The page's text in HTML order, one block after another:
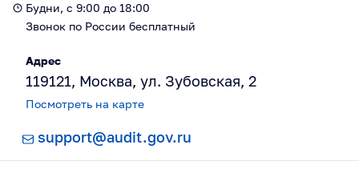
Будни, с 9:00 до 18:00
Звонок по России бесплатный
Адрес
119121, Москва, ул. Зубовская, 2
Посмотреть на карте
support@audit.gov.ru